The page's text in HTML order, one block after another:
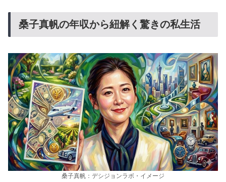
桑子真帆の年収から紐解く驚きの私生活
桑子真帆：デシジョンラボ・イメージ